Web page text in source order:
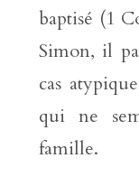
baptisé (1
Simon, il
cas
qui ne
famille.